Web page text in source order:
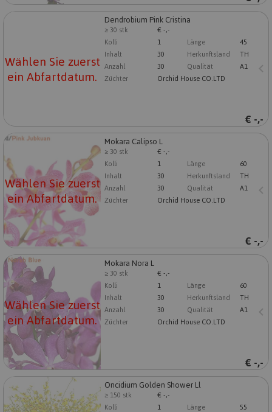
Wählen Sie zuerst
ein Abfartdatum.
Dendrobium Pink Cristina
≥ 30 stk
€ -,-
Kolli
1 Länge
45
Inhalt
30 Herkunftsland
TH
Anzahl
30 Qualität
A1
Züchter
Orchid House CO.LTD
€ -,-
Dendrobium Pink Cristina
Wählen Sie zuerst ein Abfartdatum.
Wählen Sie zuerst
ein Abfartdatum.
Mokara Calipso L
≥ 30 stk
€ -,-
Kolli
1 Länge
60
Inhalt
30 Herkunftsland
TH
Anzahl
30 Qualität
A1
Züchter
Orchid House CO.LTD
€ -,-
Wählen Sie zuerst ein Abfartdatum.
Wählen Sie zuerst
ein Abfartdatum.
Mokara Nora L
≥ 30 stk
€ -,-
Kolli
1 Länge
60
Inhalt
30 Herkunftsland
TH
Anzahl
30 Qualität
A1
Züchter
Orchid House CO.LTD
€ -,-
Mokara Nora L
Wählen Sie zuerst ein Abfartdatum.
Oncidium Golden Shower Ll
≥ 150 stk
€ -,-
Kolli
1 Länge
55
Oncidium Golden Shower Ll
Wählen Sie zuerst ein Abfartdatum.